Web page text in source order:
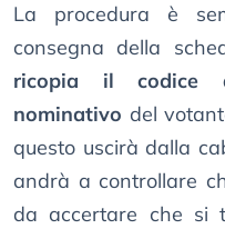
La procedura è
consegna della
ricopia il codice
nominativo del
questo uscirà dalla
andrà a controllare
da accertare che si